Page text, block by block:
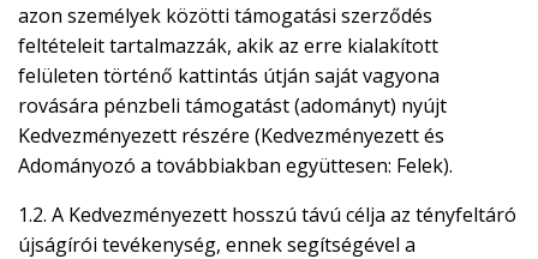
1%
WEBSHOP


azon személyek közötti támogatási szerződés
feltételeit tartalmazzák, akik az erre kialakított
felületen történő kattintás útján saját vagyona
rovására pénzbeli támogatást (adományt) nyújt
Kedvezményezett részére (Kedvezményezett és
Adományozó a továbbiakban együttesen: Felek).
1.2. A Kedvezményezett hosszú távú célja az tényfeltáró
újságírói tevékenység, ennek segítségével a